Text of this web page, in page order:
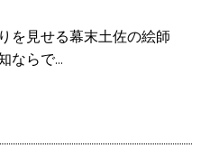
を見せる幕末土佐の絵師
ならで...